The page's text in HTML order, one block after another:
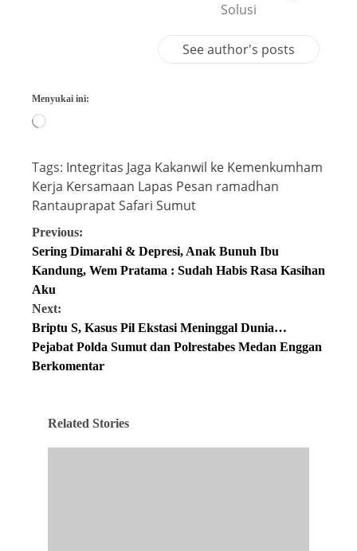
Solusi
See author's posts
Menyukai ini:
Tags: Integritas Jaga Kakanwil ke Kemenkumham
Kerja Kersamaan Lapas Pesan ramadhan
RantauprapatSafari Sumut
Previous:
Sering Dimarahi & Depresi, Anak Bunuh Ibu
Kandung, Wem Pratama : Sudah Habis Rasa Kasihan
Aku
Next:
Briptu S, Kasus Pil Ekstasi Meninggal Dunia…
Pejabat Polda Sumut dan Polrestabes Medan Enggan
Berkomentar
Related Stories